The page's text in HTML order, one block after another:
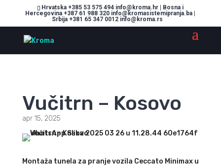
Hrvatska +385 53 575 494 info@kroma.hr | Bosna i
Hercegovina +387 61 988 320 info@kromasistemipranja.ba |
Srbija +381 65 347 0012 info@kroma.rs
Vučitrn – Kosovo
apr 15, 2025
Montaža tunela za pranje vozila Ceccato Minimax u